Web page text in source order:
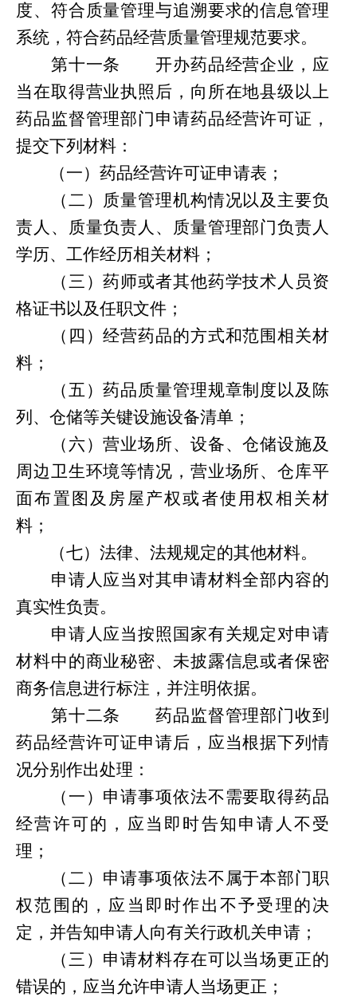
度、符合质量管理与追溯要求的信息管理
系统，符合药品经营质量管理规范要求。
第十一条
开办药品经营企业，应
当在取得营业执照 后 ，向所在地县级以上
药品监督管理部门申请药品经营许可证，
提交下列材料：
（一）药品经营许可证申请表；
（二）质量管理机构情况以及主要负
责人、质量负责人、质量管理部门负责人
学历、工作经历相关材料；
（三）药师或者其他药学技术人员资
格证书以及任职文件；
（四）经营药品的方式和范围相关材
料；
（五）药品质量管理规章制度以及陈
列、仓储等关键设施设备清单；
（六）营业场所、设备、仓储设施及
周边卫生环境等情况，营业场所、仓库平
面布置图及房屋产权或者使用权相关材
料；
（七）法律、 法规规定的其他材料。
申请人应当对其申请材料全部内容的
真实性负责。
申请人应当按照国家有关规定对申请
材料中的商业秘密、未披露信息或者保密
商务信息进行标注，并注明依据。
第十二条
药品监督管理部门收到
药品经营许可证申请后，应当根据下列情
况分别作出处理：
（一）申请事项依法不需要取得药品
经营许可的，应当即时告知申请人不受
理；
（二）申请事项依法不属于本部门职
权范围的，应当即时作出不予受理的决
定，并告知申请人向有关行政机关申请；
（三）申请材料存在可以当场更正的
错误的，应当允许申请人当场更正；